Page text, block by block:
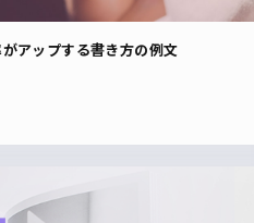
アップする書き方の例文